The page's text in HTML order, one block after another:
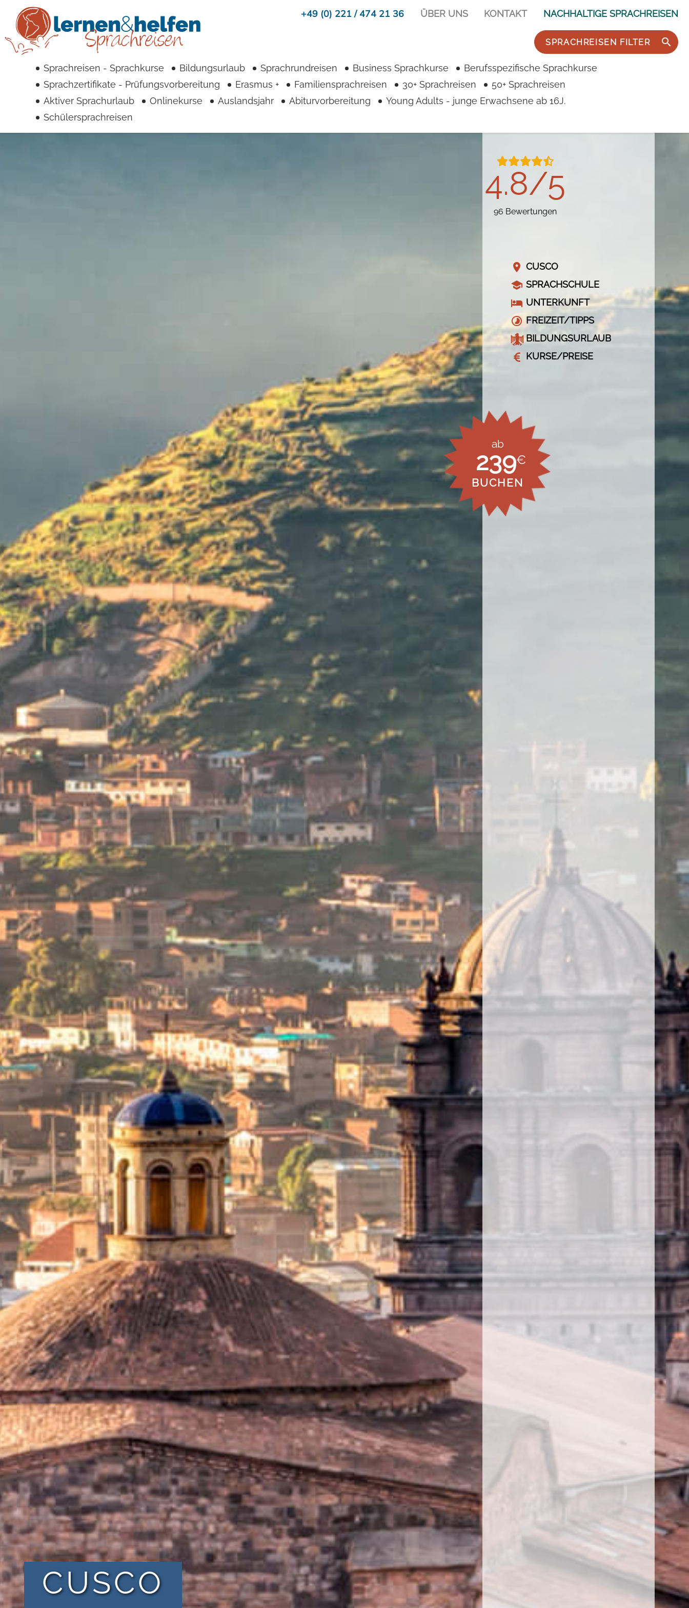
+49 (0) 221 / 474 21 36 ÜBER UNS KONTAKT NACHHALTIGE SPRACHREISEN
SPRACHREISEN FILTER
Sprachreisen - Sprachkurse Bildungsurlaub Sprachrundreisen Business Sprachkurse
Berufsspezifische Sprachkurse
Sprachzertifikate - Prüfungsvorbereitung
Erasmus + Familiensprachreisen 30+ Sprachreisen
50+ Sprachreisen
Aktiver Sprachurlaub
Onlinekurse Auslandsjahr Abiturvorbereitung
Young Adults - junge Erwachsene ab 16J.
Schülersprachreisen
CUSCO
4.8/5
96 Bewertungen
CUSCO
SPRACHSCHULE
UNTERKUNFT
FREIZEIT/TIPPS
BILDUNGSURLAUB
KURSE/PREISE
ab
239€
BUCHEN